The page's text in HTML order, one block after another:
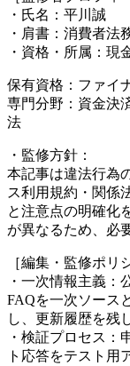
・氏名：平川誠
・肩書：消費者法
・資格・所属：現
保有資格：ファイ
専門分野：資金決
法
・監修方針：
本記事は違法行為
ス利用規約・関係
と注意点の明確化
が異なるため、必
［編集・監修ポリ
・一次情報主義：
FAQを一次ソース
し、更新履歴を残
・検証プロセス：
ト応答をテスト用